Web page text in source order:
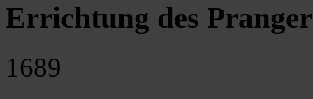
Errichtung des
1689